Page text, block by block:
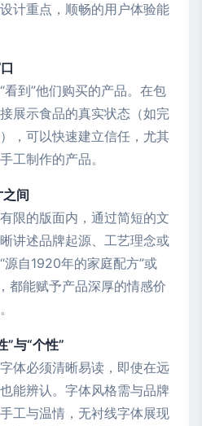
计重点，顺畅的用户体验能
到”他们购买的产品。在包
展示食品的真实状态（如完
，可以快速建立信任，尤其
工制作的产品。
间
限的版面内，通过简短的文
讲述品牌起源、工艺理念或
自1920年的家庭配方”或
都能赋予产品深厚的情感价
”与“个性”
体必须清晰易读，即使在远
能辨认。字体风格需与品牌
工与温情，无衬线字体展现